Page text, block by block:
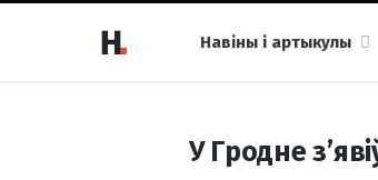
Навіны і артыкулы
У Гродне